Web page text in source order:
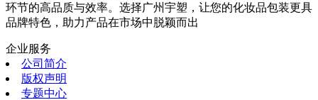
环节的高品质与效率。选择广州宇塑，让您的化妆品包装更具
品牌特色，助力产品在市场中脱颖而出
企业服务
公司简介
版权声明
专题中心